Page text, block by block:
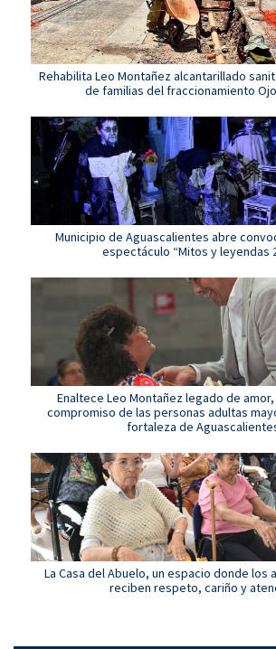
Rehabilita Leo Montañez alcantarillado
de familias del fraccionamiento
Municipio de Aguascalientes abre
espectáculo “Mitos y leyendas
Enaltece Leo Montañez legado de
compromiso de las personas adultas
fortaleza de
La Casa del Abuelo, un espacio donde los
reciben respeto, cariño y